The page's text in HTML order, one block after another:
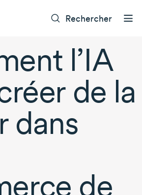
Rechercher
l’IA
de la
dans
de